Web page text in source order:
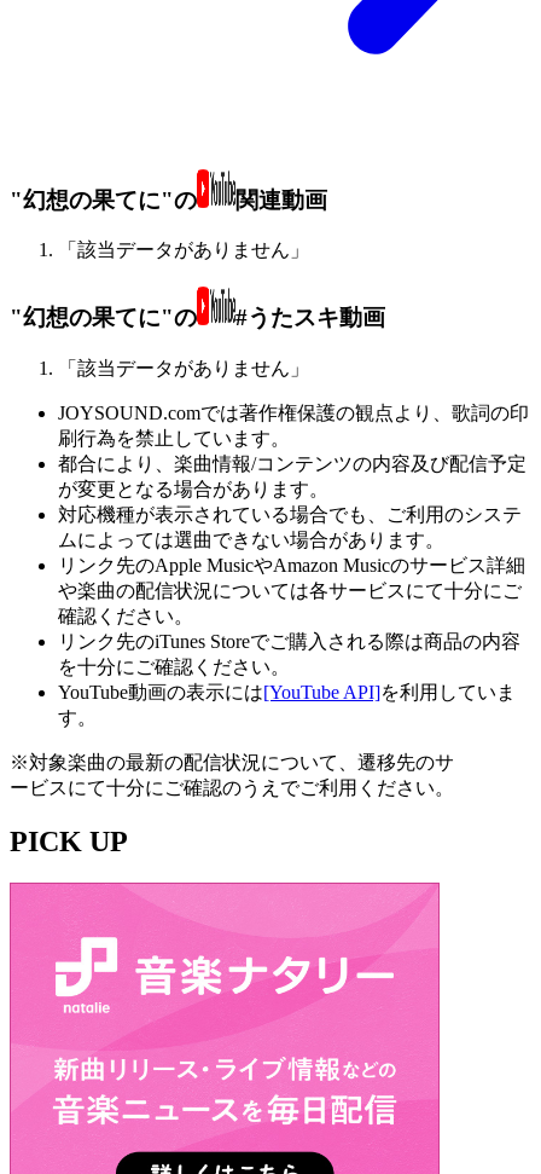
"幻想の果てに"の 関連動画
「該当データがありません」
"幻想の果てに"の #うたスキ動画
「該当データがありません」
JOYSOUND.comでは著作権保護の観点より、歌詞の印
刷行為を禁止しています。
都合により、楽曲情報/コンテンツの内容及び配信予定
が変更となる場合があります。
対応機種が表示されている場合でも、ご利用のシステ
ムによっては選曲できない場合があります。
リンク先のApple MusicやAmazon Musicのサービス詳細
や楽曲の配信状況については各サービスにて十分にご
確認ください。
リンク先のiTunes Storeでご購入される際は商品の内容
を十分にご確認ください。
YouTube動画の表示には[YouTube API]を利用していま
す。
※対象楽曲の最新の配信状況について、遷移先のサ
ービスにて十分にご確認のうえでご利用ください。
PICK UP